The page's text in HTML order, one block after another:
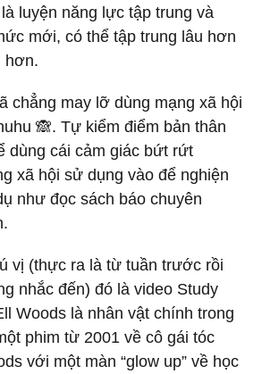
luyện năng lực tập trung và
mới, có thể tập trung lâu hơn
hơn.
chẳng may lỡ dùng mạng xã hội
🙈. Tự kiểm điểm bản thân
dùng cái cảm giác bứt rứt
xã hội sử dụng vào để nghiện
như đọc sách báo chuyên
vị (thực ra là từ tuần trước rồi
nhắc đến) đó là video Study
Woods là nhân vật chính trong
phim từ 2001 về cô gái tóc
với một màn “glow up” về học